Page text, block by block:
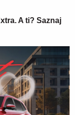
A ti? Saznaj